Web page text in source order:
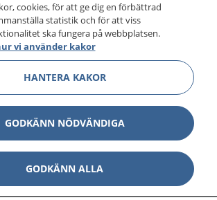
cookies, för att ge dig en förbättrad
statistik och för att viss
ska fungera på webbplatsen.
vi använder kakor
HANTERA KAKOR
GODKÄNN NÖDVÄNDIGA
GODKÄNN ALLA